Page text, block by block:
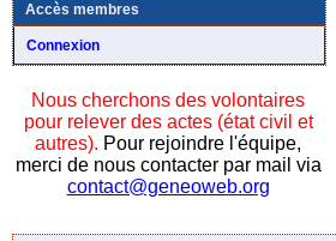
Accès membres
Connexion
Nous cherchons des volontaires
pour relever des actes (état civil et
autres). Pour rejoindre l'équipe,
merci de nous contacter par mail via
contact@geneoweb.org